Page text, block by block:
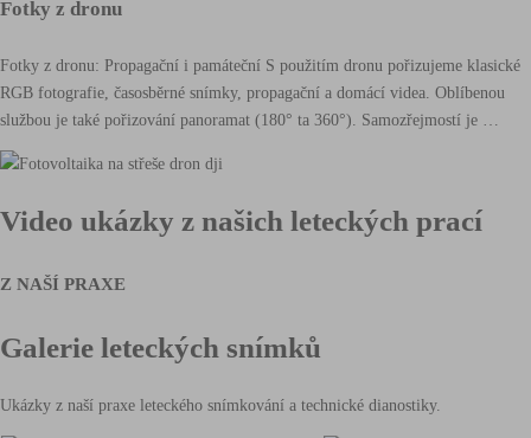
Fotky
dronu
Fotky z dronu
Fotky z dronu: Propagační i památeční S použitím dronu pořizujeme klasické
RGB fotografie, časosběrné snímky, propagační a domácí videa. Oblíbenou
službou je také pořizování panoramat (180° ta 360°). Samozřejmostí je …
Video ukázky z našich leteckých prací
Z NAŠÍ PRAXE
Galerie leteckých snímků
Ukázky z naší praxe leteckého snímkování a technické dianostiky.